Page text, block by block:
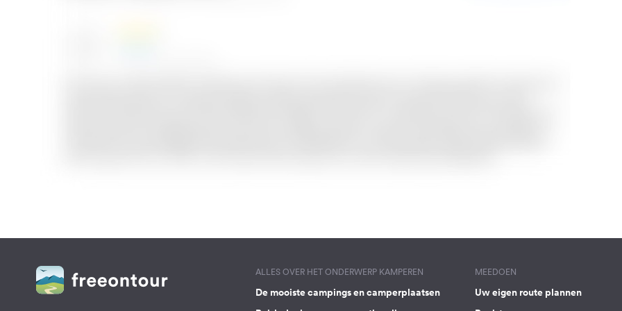
ALLES OVER HET ONDERWERP KAMPEREN
De mooiste campings en camperplaatsen
MEEDOEN
Uw eigen route plannen